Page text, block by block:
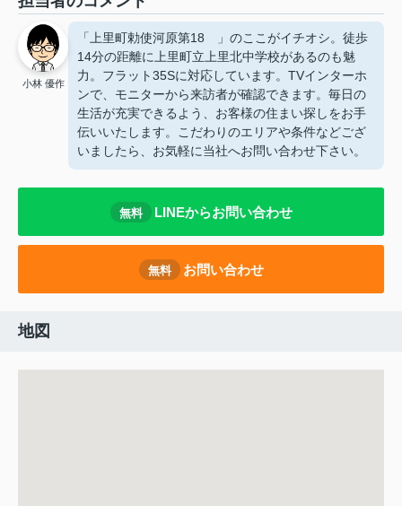
小林 優作
「上里町勅使河原第18 」のここがイチオシ。徒歩
14分の距離に上里町立上里北中学校があるのも魅
力。フラット35Sに対応しています。TVインターホ
ンで、モニターから来訪者が確認できます。毎日の
生活が充実できるよう、お客様の住まい探しをお手
伝いいたします。こだわりのエリアや条件などござ
いましたら、お気軽に当社へお問い合わせ下さい。
無料 LINEからお問い合わせ
無料 お問い合わせ
地図